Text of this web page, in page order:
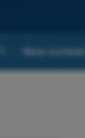
Nous contacter